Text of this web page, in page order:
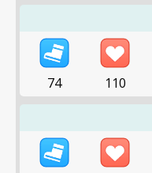
74 110